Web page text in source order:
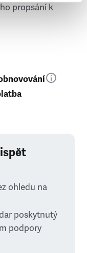
propsání k
ohledu na
poskytnutý
podpory